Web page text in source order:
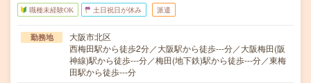
職種未経験OK 土日祝日が休み 派遣
勤務地
大阪市北区
西梅田駅から徒歩2分／大阪駅から徒歩---分／大阪梅田(阪
神線)駅から徒歩---分／梅田(地下鉄)駅から徒歩---分／東梅
田駅から徒歩---分